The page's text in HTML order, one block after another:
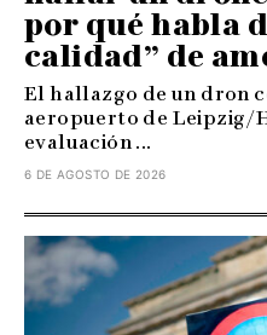
por qué habla
calidad” de
El hallazgo de un dron
aeropuerto de Leipzig/
evaluación ...
6 DE AGOSTO DE 2026